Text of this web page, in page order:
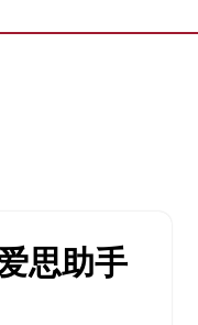
思助手